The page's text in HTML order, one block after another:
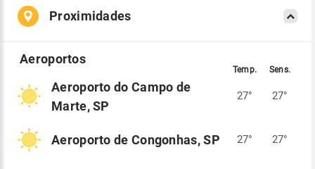
Proximidades
Aeroporto do Campo de
Marte, SP
27° 27°
Aeroporto de Congonhas, SP 27° 27°